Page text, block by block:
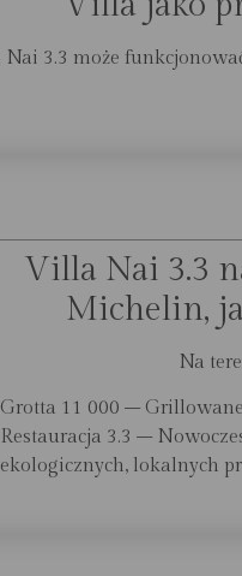
3.3 może
Villa Nai 3.3
Michelin,
Na
Grotta 11 000 –
Restauracja 3.3 –
ekologicznych, lokalnych